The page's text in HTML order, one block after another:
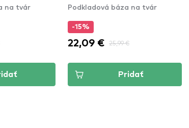
Podkladová báza na tvár
Pridať
Podkladová
9,49 €